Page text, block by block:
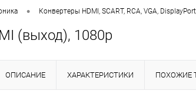
• Конвертеры HDMI, SCART, RCA, VGA,
(выход), 1080p
ОПИСАНИЕ ХАРАКТЕРИСТИКИ ПОХОЖИЕ